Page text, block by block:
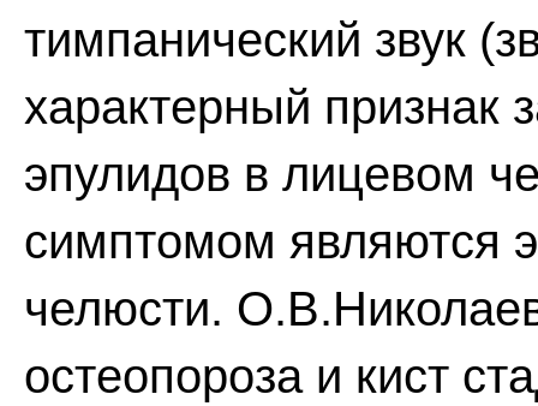
тимпанический звук
характерный признак
эпулидов в лицевом
симптомом являются
челюсти.
остеопороза и кист